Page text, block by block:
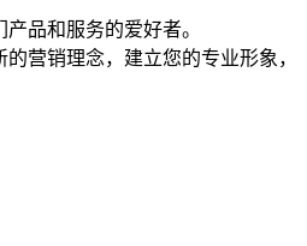
品和服务的爱好者。
营销理念，建立您的专业形象，